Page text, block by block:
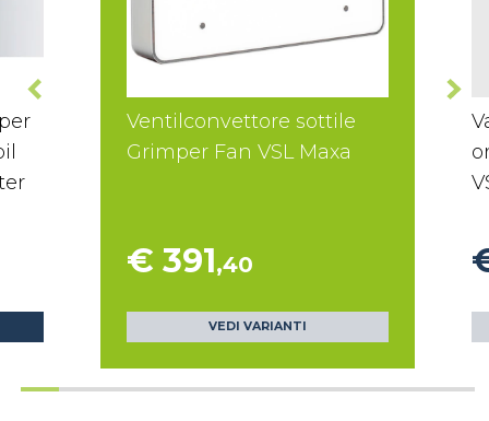
Ventilconvettore sottile
Grimper Fan VSL Maxa
€ 391,40
VEDI VARIANTI